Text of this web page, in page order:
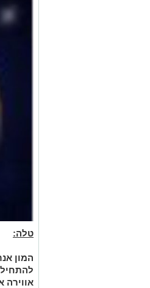
טלה:
המון
אווירה